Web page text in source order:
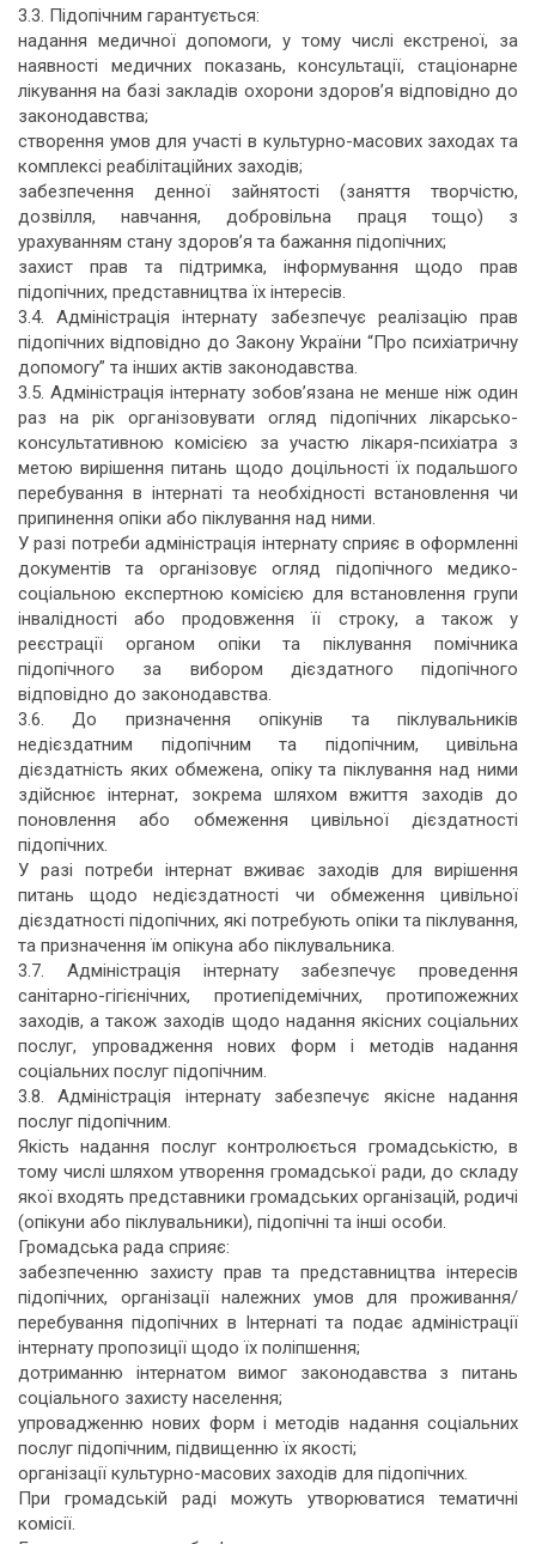
3.3. Підопічним гарантується:
надання медичної допомоги, у тому числі екстреної, за
наявності медичних показань, консультації, стаціонарне
лікування на базі закладів охорони здоров’я відповідно до
законодавства;
створення умов для участі в культурно-масових заходах та
комплексі реабілітаційних заходів;
забезпечення денної зайнятості (заняття творчістю,
дозвілля, навчання, добровільна праця тощо) з
урахуванням стану здоров’я та бажання підопічних;
захист прав та підтримка, інформування щодо прав
підопічних, представництва їх інтересів.
3.4. Адміністрація інтернату забезпечує реалізацію прав
підопічних відповідно до Закону України “Про психіатричну
допомогу” та інших актів законодавства.
3.5. Адміністрація інтернату зобов’язана не менше ніж один
раз на рік організовувати огляд підопічних лікарсько-
консультативною комісією за участю лікаря-психіатра з
метою вирішення питань щодо доцільності їх подальшого
перебування в інтернаті та необхідності встановлення чи
припинення опіки або піклування над ними.
У разі потреби адміністрація інтернату сприяє в оформленні
документів та організовує огляд підопічного медико-
соціальною експертною комісією для встановлення групи
інвалідності або продовження її строку, а також у
реєстрації органом опіки та піклування помічника
підопічного за вибором дієздатного підопічного
відповідно до законодавства.
3.6. До призначення опікунів та піклувальників
недієздатним підопічним та підопічним, цивільна
дієздатність яких обмежена, опіку та піклування над ними
здійснює інтернат, зокрема шляхом вжиття заходів до
поновлення або обмеження цивільної дієздатності
підопічних.
У разі потреби інтернат вживає заходів для вирішення
питань щодо недієздатності чи обмеження цивільної
дієздатності підопічних, які потребують опіки та піклування,
та призначення їм опікуна або піклувальника.
3.7. Адміністрація інтернату забезпечує проведення
санітарно-гігієнічних, протиепідемічних, протипожежних
заходів, а також заходів щодо надання якісних соціальних
послуг, упровадження нових форм і методів надання
соціальних послуг підопічним.
3.8. Адміністрація інтернату забезпечує якісне надання
послуг підопічним.
Якість надання послуг контролюється громадськістю, в
тому числі шляхом утворення громадської ради, до складу
якої входять представники громадських організацій, родичі
(опікуни або піклувальники), підопічні та інші особи.
Громадська рада сприяє:
забезпеченню захисту прав та представництва інтересів
підопічних, організації належних умов для проживання/
перебування підопічних в Інтернаті та подає адміністрації
інтернату пропозиції щодо їх поліпшення;
дотриманню інтернатом вимог законодавства з питань
соціального захисту населення;
упровадженню нових форм і методів надання соціальних
послуг підопічним, підвищенню їх якості;
організації культурно-масових заходів для підопічних.
При громадській раді можуть утворюватися тематичні
комісії.